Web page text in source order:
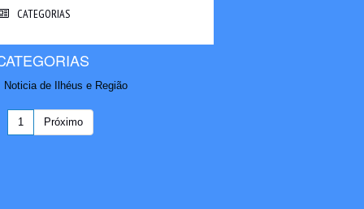
CATEGORIAS
Noticia de Ilhéus e Região
1 Próximo